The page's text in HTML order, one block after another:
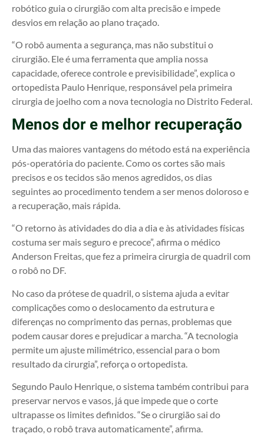
robótico guia o cirurgião com alta precisão e impede
desvios em relação ao plano traçado.
“O robô aumenta a segurança, mas não substitui o
cirurgião. Ele é uma ferramenta que amplia nossa
capacidade, oferece controle e previsibilidade”, explica o
ortopedista Paulo Henrique, responsável pela primeira
cirurgia de joelho com a nova tecnologia no Distrito Federal.
Menos dor e melhor recuperação
Uma das maiores vantagens do método está na experiência
pós-operatória do paciente. Como os cortes são mais
precisos e os tecidos são menos agredidos, os dias
seguintes ao procedimento tendem a ser menos doloroso e
a recuperação, mais rápida.
“O retorno às atividades do dia a dia e às atividades físicas
costuma ser mais seguro e precoce”, afirma o médico
Anderson Freitas, que fez a primeira cirurgia de quadril com
o robô no DF.
No caso da prótese de quadril, o sistema ajuda a evitar
complicações como o deslocamento da estrutura e
diferenças no comprimento das pernas, problemas que
podem causar dores e prejudicar a marcha. “A tecnologia
permite um ajuste milimétrico, essencial para o bom
resultado da cirurgia”, reforça o ortopedista.
Segundo Paulo Henrique, o sistema também contribui para
preservar nervos e vasos, já que impede que o corte
ultrapasse os limites definidos. “Se o cirurgião sai do
traçado, o robô trava automaticamente”, afirma.